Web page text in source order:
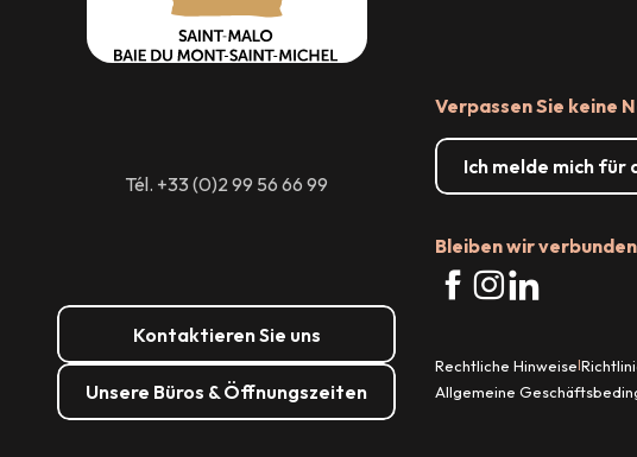
Tél. +33 (0)2 99 56 66 99
Kontaktieren Sie uns
Unsere Büros & Öffnungszeiten
Verpassen Sie keine
Ich melde mich für
Bleiben wir verbunden
Rechtliche Hinweise|
Allgemeine